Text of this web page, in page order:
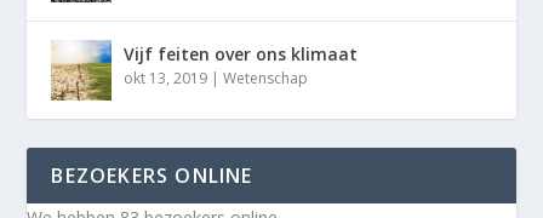
Vijf feiten over ons klimaat
okt 13, 2019 |Wetenschap
BEZOEKERS ONLINE